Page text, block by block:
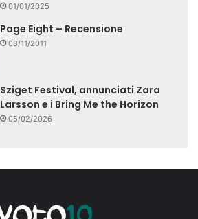
01/01/2025
Page Eight – Recensione
08/11/2011
Sziget Festival, annunciati Zara
Larsson e i Bring Me the Horizon
05/02/2026